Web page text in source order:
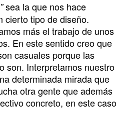
”sea la que nos hace
cierto tipo de diseño.
más el trabajo de unos
En este sentido creo que
casuales porque las
son. Interpretamos nuestro
determinada mirada que
otra gente que además
concreto, en este caso